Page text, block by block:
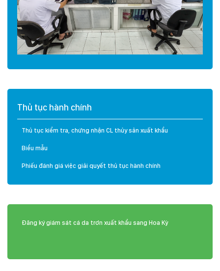
Thủ tục hành chính
Thủ tục kiểm tra, chứng nhận CL thủy sản xuất khẩu
Biểu mẫu
Phiếu đánh giá việc giải quyết thủ tục hành chính
Đăng ký giám sát cá da trơn xuất khẩu sang Hoa Kỳ